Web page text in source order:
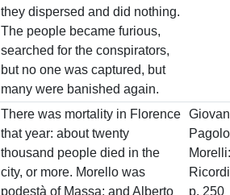
they dispersed and did nothing.
The people became furious,
searched for the conspirators,
but no one was captured, but
many were banished again.
There was mortality in Florence
that year: about twenty
thousand people died in the
city, or more. Morello was
podestà of Massa; and Alberto
Pagolo
Morelli:
p. 250